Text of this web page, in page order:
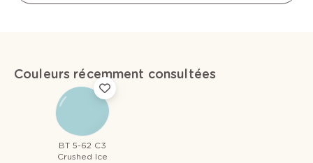
Couleurs récemment consultées
BT 5-62 C3
Crushed Ice